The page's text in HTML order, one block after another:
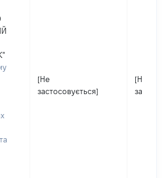
[Не
застосовується]
[Не